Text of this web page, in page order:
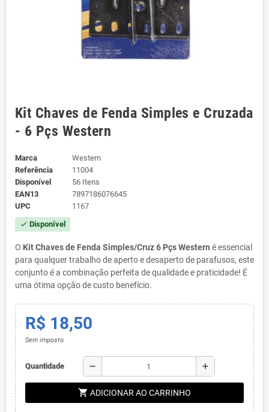
Kit Chaves de Fenda Simples e Cruzada
- 6 Pçs Western
Marca
Western
Referência
11004
Disponível
56 Itens
EAN13
7897186076645
UPC
1167
check Disponível
O Kit Chaves de Fenda Simples/Cruz 6 Pçs Western é essencial
para qualquer trabalho de aperto e desaperto de parafusos, este
conjunto é a combinação perfeita de qualidade e praticidade! É
uma ótima opção de custo benefício.
R$ 18,50
Sem imposto
Quantidade remove add
shopping_cart ADICIONAR AO CARRINHO